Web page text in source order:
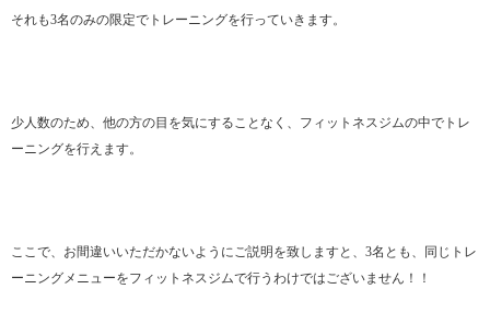
それも3名のみの限定でトレーニングを行っていきます。
少人数のため、他の方の目を気にすることなく、フィットネスジムの中でトレ
ーニングを行えます。
ここで、お間違いいただかないようにご説明を致しますと、3名とも、同じトレ
ーニングメニューをフィットネスジムで行うわけではございません！！